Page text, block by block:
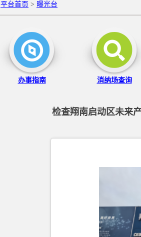
平台首页 > 曝光台
办事指南 消纳场查询
检查翔南启动区未来